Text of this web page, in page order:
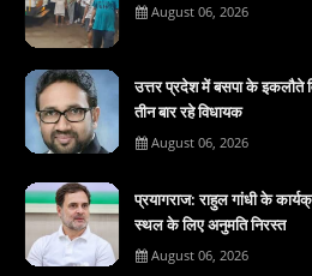
August 06, 2026
उत्तर प्रदेश में बसपा के इकलाैते
तीन बार रहे विधायक
August 06, 2026
प्रयागराज: राहुल गांधी के
स्थल के लिए अनुमति निरस्त
August 06, 2026